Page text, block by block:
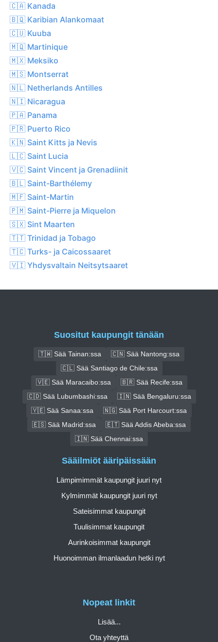
🇨🇦 Kanada
🇧🇶 Karibian Alankomaat
🇨🇺 Kuuba
🇲🇶 Martinique
🇲🇽 Meksiko
🇲🇸 Montserrat
🇳🇱 Netherlands Antilles
🇳🇮 Nicaragua
🇵🇦 Panama
🇵🇷 Puerto Rico
🇰🇳 Saint Kitts ja Nevis
🇱🇨 Saint Lucia
🇻🇨 Saint Vincent ja Grenadiinit
🇧🇱 Saint-Barthélemy
🇲🇫 Saint-Martin
🇵🇲 Saint-Pierre ja Miquelon
🇸🇽 Sint Maarten
🇹🇹 Trinidad ja Tobago
🇹🇨 Turks- ja Caicossaaret
🇻🇮 Yhdysvaltain Neitsytsaaret
Suositut kaupungit tänään
🇹🇼 Sää Tainan:ssa
🇨🇳 Sää Nantong:ssa
🇨🇱 Sää Santiago de Chile:ssa
🇻🇪 Sää Maracaibo:ssa
🇧🇷 Sää Recife:ssa
🇨🇩 Sää Lubumbashi:ssa
🇮🇳 Sää Bengaluru:ssa
🇾🇪 Sää Sanaa:ssa
🇳🇬 Sää Port Harcourt:ssa
🇪🇸 Sää Madrid:ssa
🇪🇹 Sää Addis Abeba:ssa
🇮🇳 Sää Chennai:ssa
Nopeat linkit
Lisää...
Ota yhteyttä
Sääilmiöt ääripäissään
Lämpimimmät kaupungit juuri nyt
Kylmimmät kaupungit juuri nyt
Sateisimmat kaupungit
Tuulisimmat kaupungit
Aurinkoisimmat kaupungit
Huonoimman ilmanlaadun hetki nyt